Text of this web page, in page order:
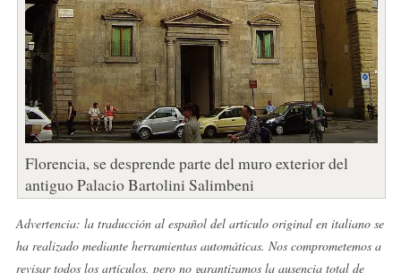
Florencia, se desprende parte del muro exterior del
antiguo Palacio Bartolini Salimbeni
Advertencia: la traducción al español del artículo original en italiano se
ha realizado mediante herramientas automáticas. Nos comprometemos a
revisar todos los artículos, pero no garantizamos la ausencia total de